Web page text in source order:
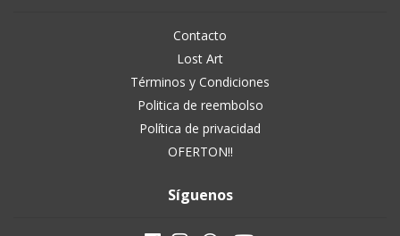
Contacto
Lost Art
Términos y Condiciones
Politica de reembolso
Política de privacidad
OFERTON!!
Síguenos